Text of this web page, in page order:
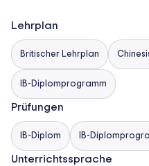
Lehrplan
Britischer Lehrplan
IB-Diplomprogramm
Prüfungen
IB-Diplom IB-
Unterrichtssprache